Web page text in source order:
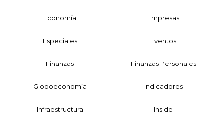
Economía Empresas
Especiales Eventos
Finanzas Finanzas Personales
Globoeconomía Indicadores
Infraestructura Inside